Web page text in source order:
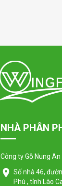
NHÀ PHÂN
Công ty Gỗ Nung
Số nhà 46,
Phú , tỉnh Lào